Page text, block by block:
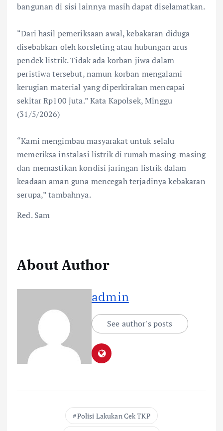
bangunan di sisi lainnya masih dapat diselamatkan.
‎“Dari hasil pemeriksaan awal, kebakaran diduga
disebabkan oleh korsleting atau hubungan arus
pendek listrik. Tidak ada korban jiwa dalam
peristiwa tersebut, namun korban mengalami
kerugian material yang diperkirakan mencapai
sekitar Rp100 juta.” Kata Kapolsek, Minggu
(31/5/2026)
‎“Kami mengimbau masyarakat untuk selalu
memeriksa instalasi listrik di rumah masing-masing
dan memastikan kondisi jaringan listrik dalam
keadaan aman guna mencegah terjadinya kebakaran
serupa,” tambahnya.
Red. Sam
About Author
admin
See author's posts
Polisi Lakukan Cek TKP